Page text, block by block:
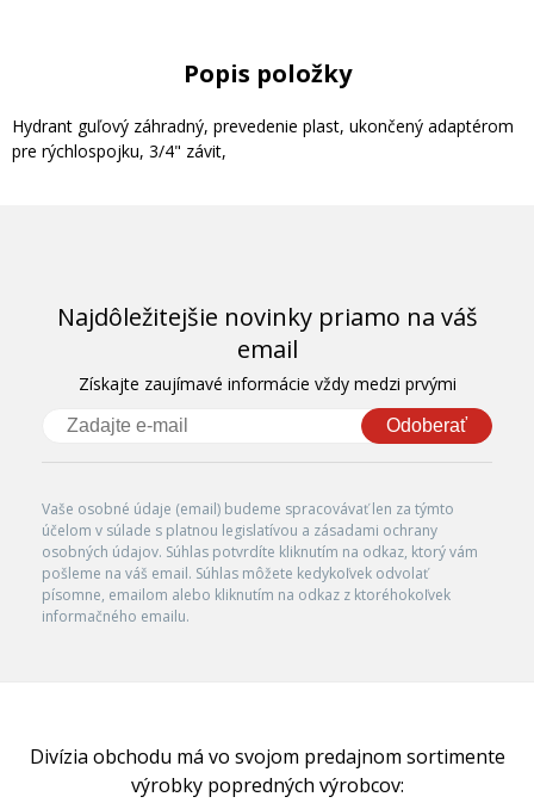
Popis položky
Hydrant guľový záhradný, prevedenie plast, ukončený adaptérom
pre rýchlospojku, 3/4" závit,
Najdôležitejšie novinky priamo na váš
email
Získajte zaujímavé informácie vždy medzi prvými
Odoberať
Vaše osobné údaje (email) budeme spracovávať len za týmto
účelom v súlade s platnou legislatívou a zásadami ochrany
osobných údajov. Súhlas potvrdíte kliknutím na odkaz, ktorý vám
pošleme na váš email. Súhlas môžete kedykoľvek odvolať
písomne, emailom alebo kliknutím na odkaz z ktoréhokoľvek
informačného emailu.
Divízia obchodu má vo svojom predajnom sortimente
výrobky popredných výrobcov: